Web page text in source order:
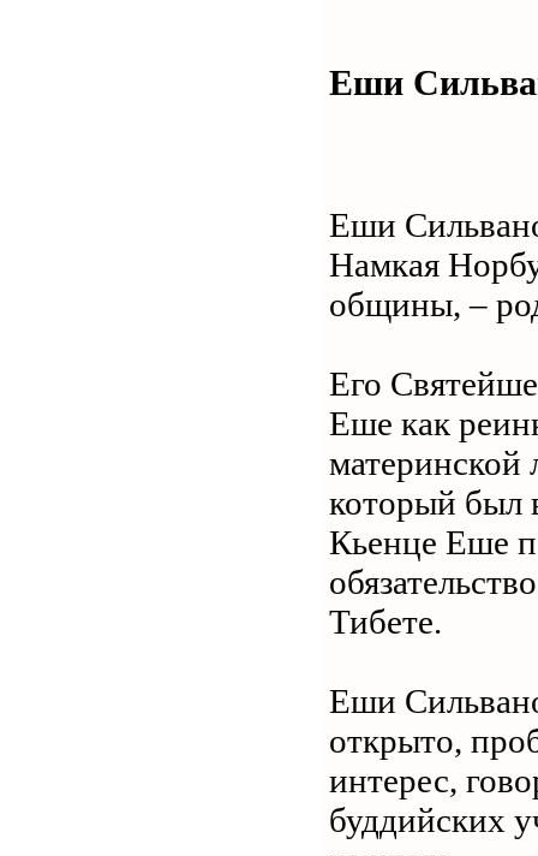
Еши
Еши
Намкая
общины, –
Его
Еше как
материнской
который был
Кьенце Еше
Тибете.
Еши
открыто,
интерес,
буддийских